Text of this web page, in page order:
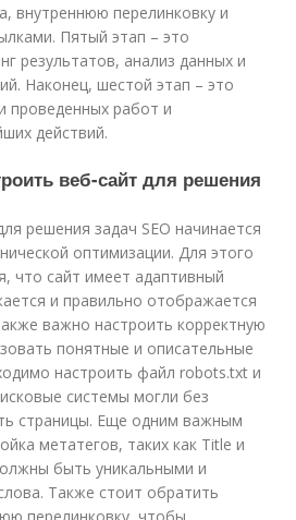
внутреннюю перелинковку и
Пятый этап – это
результатов, анализ данных и
Наконец, шестой этап – это
проведенных работ и
действий.
веб-сайт для решения
решения задач SEO начинается
оптимизации. Для этого
что сайт имеет адаптивный
и правильно отображается
важно настроить корректную
понятные и описательные
настроить файл robots.txt и
системы могли без
страницы. Еще одним важным
метатегов, таких как Title и
быть уникальными и
Также стоит обратить